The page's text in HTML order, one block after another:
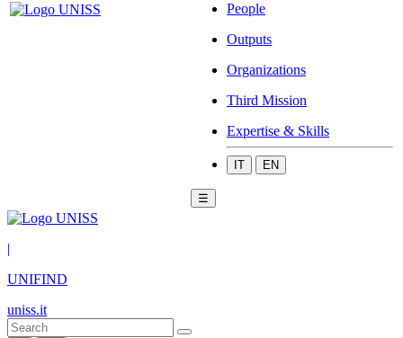
People
Outputs
Organizations
Third Mission
Expertise & Skills
IT EN
☰
|
UNIFIND
uniss.it